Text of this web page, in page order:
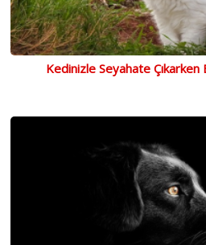
Kedinizle Seyahate